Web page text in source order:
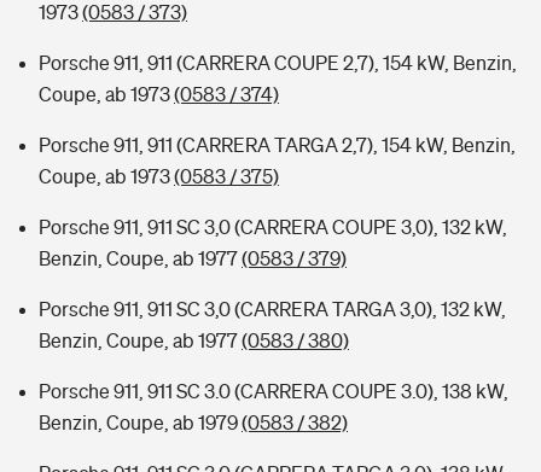
1973(0583 / 373)
Porsche 911, 911 (CARRERA COUPE 2,7), 154 kW, Benzin,
Coupe, ab 1973(0583 / 374)
Porsche 911, 911 (CARRERA TARGA 2,7), 154 kW, Benzin,
Coupe, ab 1973(0583 / 375)
Porsche 911, 911 SC 3,0 (CARRERA COUPE 3,0), 132 kW,
Benzin, Coupe, ab 1977(0583 / 379)
Porsche 911, 911 SC 3,0 (CARRERA TARGA 3,0), 132 kW,
Benzin, Coupe, ab 1977(0583 / 380)
Porsche 911, 911 SC 3.0 (CARRERA COUPE 3.0), 138 kW,
Benzin, Coupe, ab 1979(0583 / 382)